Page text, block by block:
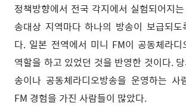
정책방향에서 전국 각지에서 실험되어지
송대상 지역마다 하나의 방송이 보급되
다. 일본 전역에서 미니 FM이 공동체라
역할을 하고 있었던 것을 반영한 것이다.
송이나 공동체라디오방송을 운영하는 사
FM 경험을 가진 사람들이 많았다.